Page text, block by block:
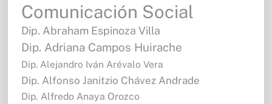
Comunicación Social
Dip. Abraham Espinoza Villa
Dip. Adriana Campos Huirache
Dip. Alejandro Iván Arévalo Vera
Dip. Alfonso Janitzio Chávez Andrade
Dip. Alfredo Anaya Orozco